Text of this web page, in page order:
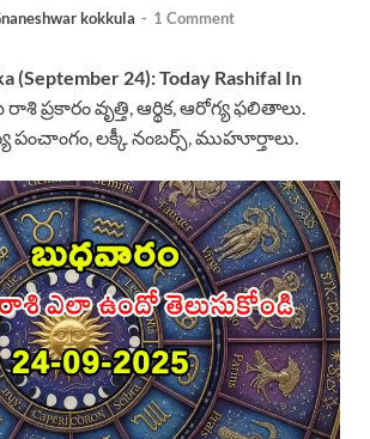
kokkula - 1 Comment
(September 24):Today Rashifal In
ప్రకారం వృత్తి, ఆర్థిక, ఆరోగ్య ఫలితాలు.
లక్కీ నంబర్స్, ముహూర్తాలు.